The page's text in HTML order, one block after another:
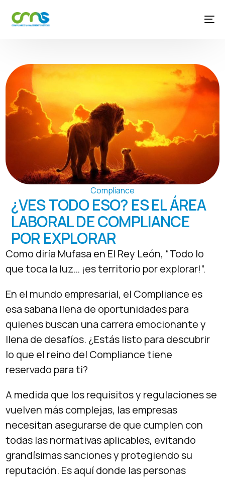
Compliance
¿VES TODO ESO? ES EL ÁREA
LABORAL DE COMPLIANCE
POR EXPLORAR
Como diría Mufasa en El Rey León, “Todo lo
que toca la luz… ¡es territorio por explorar!”.
En el mundo empresarial, el Compliance es
esa sabana llena de oportunidades para
quienes buscan una carrera emocionante y
llena de desafíos. ¿Estás listo para descubrir
lo que el reino del Compliance tiene
reservado para ti?
A medida que los requisitos y regulaciones se
vuelven más complejas, las empresas
necesitan asegurarse de que cumplen con
todas las normativas aplicables, evitando
grandísimas sanciones y protegiendo su
reputación. Es aquí donde las personas